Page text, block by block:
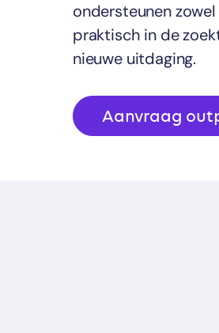
ondersteunen zowel
praktisch in de
nieuwe uitdaging.
Aanvraag